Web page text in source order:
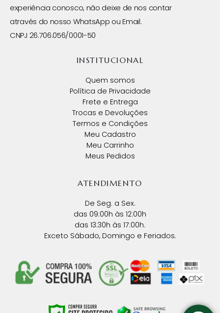
experiência conosco, não deixe de nos contar
através do nosso WhatsApp ou Email.
CNPJ 26.706.056/0001-50
INSTITUCIONAL
Quem somos
Política de Privacidade
Frete e Entrega
Trocas e Devoluções
Termos e Condições
Meu Cadastro
Meu Carrinho
Meus Pedidos
ATENDIMENTO
De Seg. a Sex.
das 09:00h às 12:00h
das 13:30h às 17:00h.
Exceto Sábado, Domingo e Feriados.